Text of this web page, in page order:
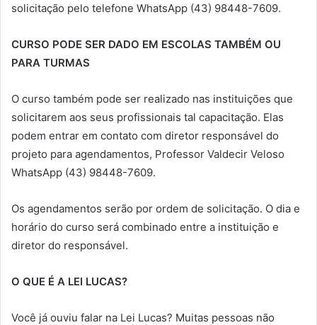
solicitação pelo telefone WhatsApp (43) 98448-7609.
CURSO PODE SER DADO EM ESCOLAS TAMBÉM OU
PARA TURMAS
O curso também pode ser realizado nas instituições que
solicitarem aos seus profissionais tal capacitação. Elas
podem entrar em contato com diretor responsável do
projeto para agendamentos, Professor Valdecir Veloso
WhatsApp (43) 98448-7609.
Os agendamentos serão por ordem de solicitação. O dia e
horário do curso será combinado entre a instituição e
diretor do responsável.
O QUE É A LEI LUCAS?
Você já ouviu falar na Lei Lucas? Muitas pessoas não